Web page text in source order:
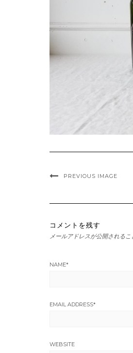
PREVIOUS IMAGE
コメントを残す
メールアドレスが公開されるこ
NAME*
EMAIL ADDRESS*
WEBSITE